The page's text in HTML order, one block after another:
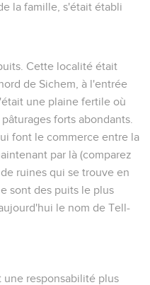
la famille, s'était établi
. Cette localité était
de Sichem, à l'entrée
une plaine fertile où
forts abondants.
font le commerce entre la
par là (comparez
ruines qui se trouve en
sont des puits le plus
le nom de Tell-
une responsabilité plus